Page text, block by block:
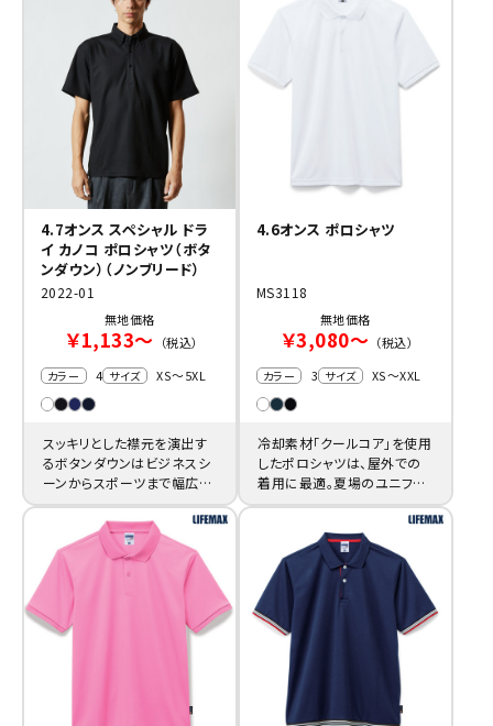
4.7オンス スペシャル ドラ
イ カノコ ポロシャツ（ボタ
ンダウン）（ノンブリード）
2022-01
無地価格
￥1,133～ （税込）
カラー 4 サイズ XS～5XL
スッキリとした襟元を演出す
るボタンダウンはビジネスシ
ーンからスポーツまで幅広く
4.6オンス ポロシャツ
MS3118
無地価格
￥3,080～ （税込）
カラー 3 サイズ XS～XXL
冷却素材「クールコア」を使用
したポロシャツは、屋外での
着用に最適。夏場のユニフォ